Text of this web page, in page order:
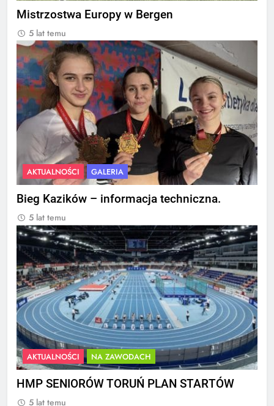
Mistrzostwa Europy w Bergen
5 lat temu
AKTUALNOŚCI GALERIA
Bieg Kazików – informacja techniczna.
5 lat temu
AKTUALNOŚCI NA ZAWODACH
HMP SENIORÓW TORUŃ PLAN STARTÓW
5 lat temu